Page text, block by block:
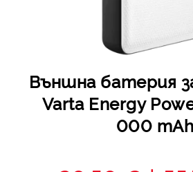
Външна батерия
Varta Energy
000 mAh